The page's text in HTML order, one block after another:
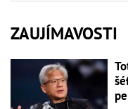
ZAUJÍMAVOSTI